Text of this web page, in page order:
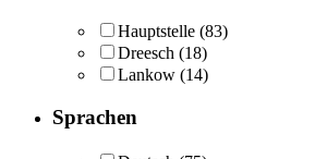
Hauptstelle (83)
Dreesch (18)
Lankow (14)
Sprachen